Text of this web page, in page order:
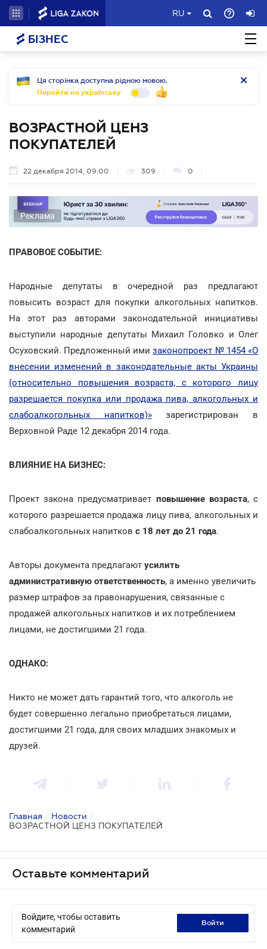
RU
БІЗНЕС
Ця сторінка доступна рідною мовою.
Перейти на українську
ВОЗРАСТНОЙ ЦЕНЗ
ПОКУПАТЕЛЕЙ
22 декабря 2014, 09:00 309 0
Реклама
ПРАВОВОЕ СОБЫТИЕ:
Народные депутаты в очередной раз предлагают
повысить возраст для покупки алкогольных напитков.
На этот раз авторами законодательной инициативы
выступили народные депутаты Михаил Головко и Олег
Осуховский. Предложенный имизаконопроект № 1454 «О
внесении изменений в законодательные акты Украины
(относительно повышения возраста, с которого лицу
разрешается покупка или продажа пива, алкогольных и
слабоалкогольных напитков)»зарегистрирован в
Верховной Раде 12 декабря 2014 года.
ВЛИЯНИЕ НА БИЗНЕС:
Проект закона предусматривает повышение возраста, с
которого разрешается продажа лицу пива, алкогольных и
слабоалкогольных напитков с 18 лет до 21 года.
Авторы документа предлагают усилить
административную ответственность, а именно увеличить
размер штрафов за правонарушения, связанные с
продажей алкогольных напитков и их потреблением
лицами, не достигшими 21 года.
ОДНАКО:
Никто не может дать гарантий того, что алкоголь не
будет совершенно легально приобретаться лицами,
достигшими 21 года, для своих младших знакомых и
друзей.
Главная / Новости /
ВОЗРАСТНОЙ ЦЕНЗ ПОКУПАТЕЛЕЙ
Оставьте комментарий
Войдите, чтобы оставить
комментарий
войти